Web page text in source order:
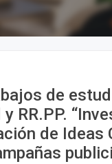
de
RR.PP.
de Ideas